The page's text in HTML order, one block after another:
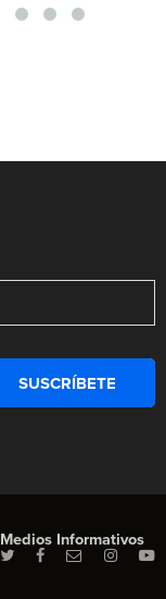
Medios Informativos